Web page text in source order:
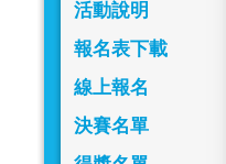
活動說明
報名表下載
線上報名
決賽名單